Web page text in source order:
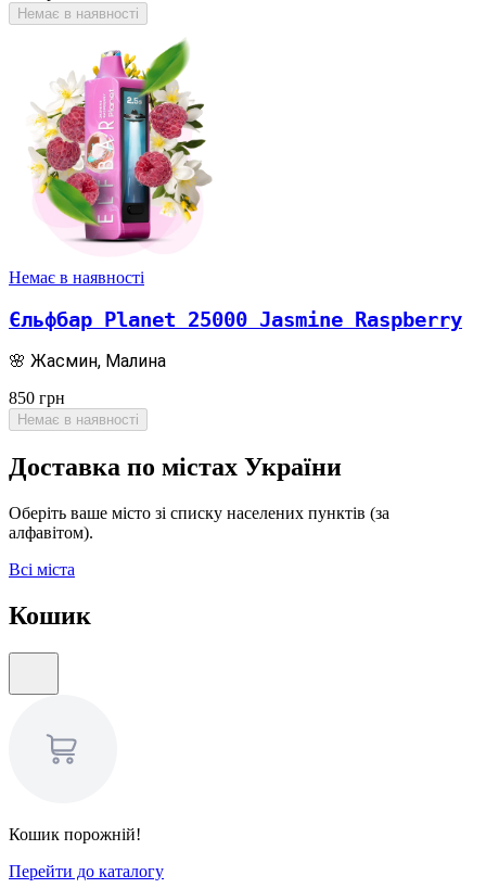
Немає в наявності
Немає в наявності
Єльфбар Planet 25000 Jasmine Raspberry
🌸 Жасмин, Малина
850 грн
Немає в наявності
Доставка по містах України
Оберіть ваше місто зі списку населених пунктів (за
алфавітом).
Всі міста
Кошик
Кошик порожній!
Перейти до каталогу